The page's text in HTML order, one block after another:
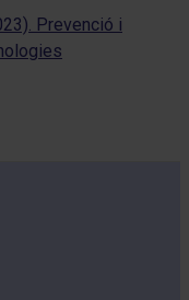
Prevenció i